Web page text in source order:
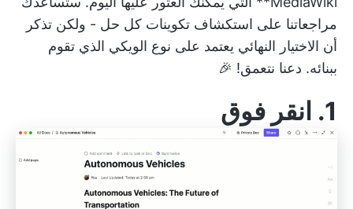
مراجعاتنا على استكشاف تكوينات كل حل - ولكن تذكر
أن الاختيار النهائي يعتمد على نوع الويكي الذي تقوم
ببنائه. دعنا نتعمق! 🎉
1. انقر فوق